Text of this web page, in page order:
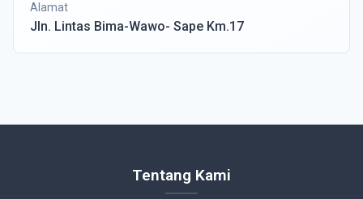
Alamat
Jln. Lintas Bima-Wawo- Sape Km.17
Tentang Kami